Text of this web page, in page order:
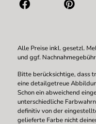
Alle Preise inkl. gesetzl.
und ggf.
Bitte berücksichtige, dass
eine detailgetreue
Schon ein abweichend
unterschiedliche
definitiv von der
gelieferte Farbe nicht